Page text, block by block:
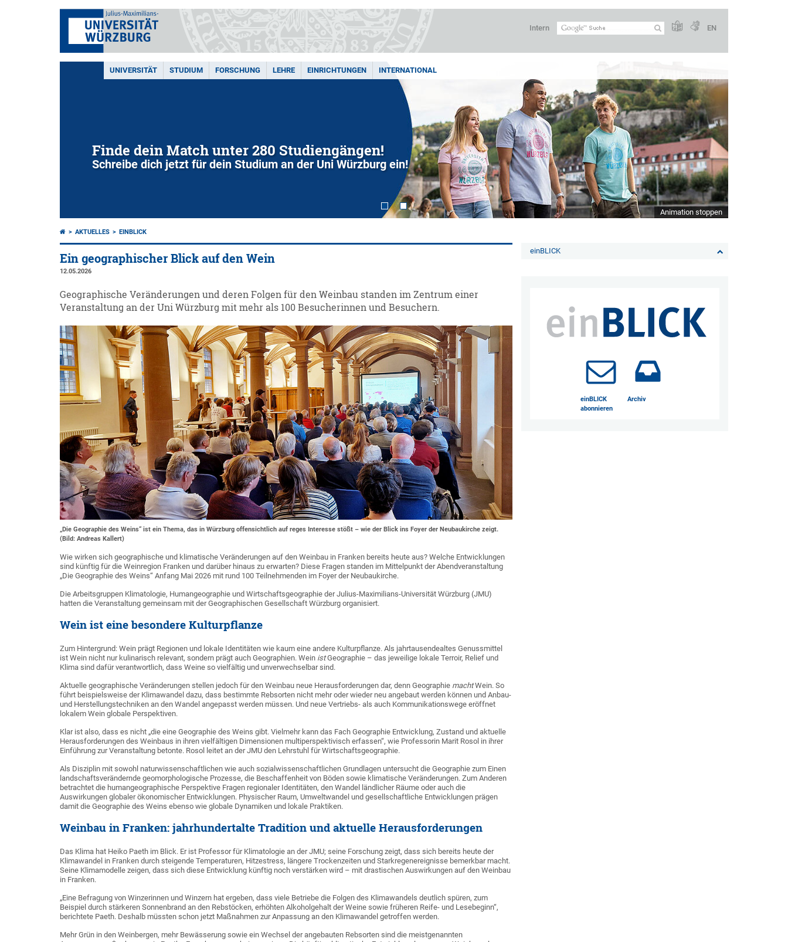
Intern EN
UNIVERSITÄT STUDIUM FORSCHUNG LEHRE EINRICHTUNGEN INTERNATIONAL
Finde dein Match unter 280 Studiengängen!
Schreibe dich jetzt für dein Studium an der Uni Würzburg ein!
Animation stoppen
AKTUELLES EINBLICK
Ein geographischer Blick auf den Wein
12.05.2026
Geographische Veränderungen und deren Folgen für den Weinbau standen im Zentrum einer
Veranstaltung an der Uni Würzburg mit mehr als 100 Besucherinnen und Besuchern.
„Die Geographie des Weins“ ist ein Thema, das in Würzburg offensichtlich auf reges Interesse stößt – wie der Blick ins Foyer der Neubaukirche zeigt.
(Bild: Andreas Kallert)
Wie wirken sich geographische und klimatische Veränderungen auf den Weinbau in Franken bereits heute aus? Welche Entwicklungen
sind künftig für die Weinregion Franken und darüber hinaus zu erwarten? Diese Fragen standen im Mittelpunkt der Abendveranstaltung
„Die Geographie des Weins“ Anfang Mai 2026 mit rund 100 Teilnehmenden im Foyer der Neubaukirche.
Die Arbeitsgruppen Klimatologie, Humangeographie und Wirtschaftsgeographie der Julius-Maximilians-Universität Würzburg (JMU)
hatten die Veranstaltung gemeinsam mit der Geographischen Gesellschaft Würzburg organisiert.
Wein ist eine besondere Kulturpflanze
Zum Hintergrund: Wein prägt Regionen und lokale Identitäten wie kaum eine andere Kulturpflanze. Als jahrtausendealtes Genussmittel
ist Wein nicht nur kulinarisch relevant, sondern prägt auch Geographien. Wein istGeographie – das jeweilige lokale Terroir, Relief und
Klima sind dafür verantwortlich, dass Weine so vielfältig und unverwechselbar sind.
Aktuelle geographische Veränderungen stellen jedoch für den Weinbau neue Herausforderungen dar, denn Geographie machtWein. So
führt beispielsweise der Klimawandel dazu, dass bestimmte Rebsorten nicht mehr oder wieder neu angebaut werden können und Anbau-
und Herstellungstechniken an den Wandel angepasst werden müssen. Und neue Vertriebs- als auch Kommunikationswege eröffnet
lokalem Wein globale Perspektiven.
Klar ist also, dass es nicht „die eine Geographie des Weins gibt. Vielmehr kann das Fach Geographie Entwicklung, Zustand und aktuelle
Herausforderungen des Weinbaus in ihren vielfältigen Dimensionen multiperspektivisch erfassen“, wie Professorin Marit Rosol in ihrer
Einführung zur Veranstaltung betonte. Rosol leitet an der JMU den Lehrstuhl für Wirtschaftsgeographie.
Als Disziplin mit sowohl naturwissenschaftlichen wie auch sozialwissenschaftlichen Grundlagen untersucht die Geographie zum Einen
landschaftsverändernde geomorphologische Prozesse, die Beschaffenheit von Böden sowie klimatische Veränderungen. Zum Anderen
betrachtet die humangeographische Perspektive Fragen regionaler Identitäten, den Wandel ländlicher Räume oder auch die
Auswirkungen globaler ökonomischer Entwicklungen. Physischer Raum, Umweltwandel und gesellschaftliche Entwicklungen prägen
damit die Geographie des Weins ebenso wie globale Dynamiken und lokale Praktiken.
Weinbau in Franken: jahrhundertalte Tradition und aktuelle Herausforderungen
Das Klima hat Heiko Paeth im Blick. Er ist Professor für Klimatologie an der JMU; seine Forschung zeigt, dass sich bereits heute der
Klimawandel in Franken durch steigende Temperaturen, Hitzestress, längere Trockenzeiten und Starkregenereignisse bemerkbar macht.
Seine Klimamodelle zeigen, dass sich diese Entwicklung künftig noch verstärken wird – mit drastischen Auswirkungen auf den Weinbau
in Franken.
„Eine Befragung von Winzerinnen und Winzern hat ergeben, dass viele Betriebe die Folgen des Klimawandels deutlich spüren, zum
Beispiel durch stärkeren Sonnenbrand an den Rebstöcken, erhöhten Alkoholgehalt der Weine sowie früheren Reife- und Lesebeginn“,
berichtete Paeth. Deshalb müssten schon jetzt Maßnahmen zur Anpassung an den Klimawandel getroffen werden.
Mehr Grün in den Weinbergen, mehr Bewässerung sowie ein Wechsel der angebauten Rebsorten sind die meistgenannten
einBLICK
einBLICK
abonnieren
Archiv